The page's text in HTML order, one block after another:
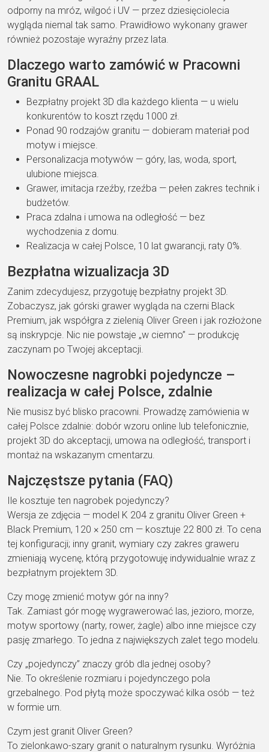
odporny na mróz, wilgoć i UV — przez dziesięciolecia
wygląda niemal tak samo. Prawidłowo wykonany grawer
również pozostaje wyraźny przez lata.
Dlaczego warto zamówić w Pracowni
Granitu GRAAL
Bezpłatny projekt 3D dla każdego klienta — u wielu
konkurentów to koszt rzędu 1000 zł.
Ponad 90 rodzajów granitu — dobieram materiał pod
motyw i miejsce.
Personalizacja motywów — góry, las, woda, sport,
ulubione miejsca.
Grawer, imitacja rzeźby, rzeźba — pełen zakres technik i
budżetów.
Praca zdalna i umowa na odległość — bez
wychodzenia z domu.
Realizacja w całej Polsce, 10 lat gwarancji, raty 0%.
Bezpłatna wizualizacja 3D
Zanim zdecydujesz, przygotuję bezpłatny projekt 3D.
Zobaczysz, jak górski grawer wygląda na czerni Black
Premium, jak współgra z zielenią Oliver Green i jak rozłożone
są inskrypcje. Nic nie powstaje „w ciemno” — produkcję
zaczynam po Twojej akceptacji.
Nowoczesne nagrobki pojedyncze –
realizacja w całej Polsce, zdalnie
Nie musisz być blisko pracowni. Prowadzę zamówienia w
całej Polsce zdalnie: dobór wzoru online lub telefonicznie,
projekt 3D do akceptacji, umowa na odległość, transport i
montaż na wskazanym cmentarzu.
Najczęstsze pytania (FAQ)
Ile kosztuje ten nagrobek pojedynczy?
Wersja ze zdjęcia — model K 204 z granitu Oliver Green +
Black Premium, 120 × 250 cm — kosztuje 22 800 zł. To cena
tej konfiguracji; inny granit, wymiary czy zakres graweru
zmieniają wycenę, którą przygotowuję indywidualnie wraz z
bezpłatnym projektem 3D.
Czy mogę zmienić motyw gór na inny?
Tak. Zamiast gór mogę wygrawerować las, jezioro, morze,
motyw sportowy (narty, rower, żagle) albo inne miejsce czy
pasję zmarłego. To jedna z największych zalet tego modelu.
Czy „pojedynczy” znaczy grób dla jednej osoby?
Nie. To określenie rozmiaru i pojedynczego pola
grzebalnego. Pod płytą może spoczywać kilka osób — też
w formie urn.
Czym jest granit Oliver Green?
To zielonkawo-szary granit o naturalnym rysunku. Wyróżnia